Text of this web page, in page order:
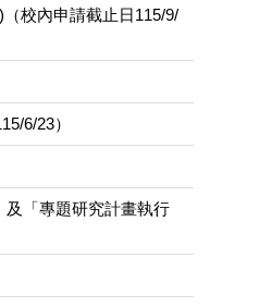
校內申請截止日115/9/
6/23）
及「專題研究計畫執行